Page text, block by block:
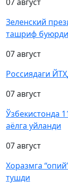
Зеленский
ташриф буюрди
07 август
Россиядаги
07 август
Ўзбекистонда
аёлга уйланди
07 август
Хоразмга
тушди